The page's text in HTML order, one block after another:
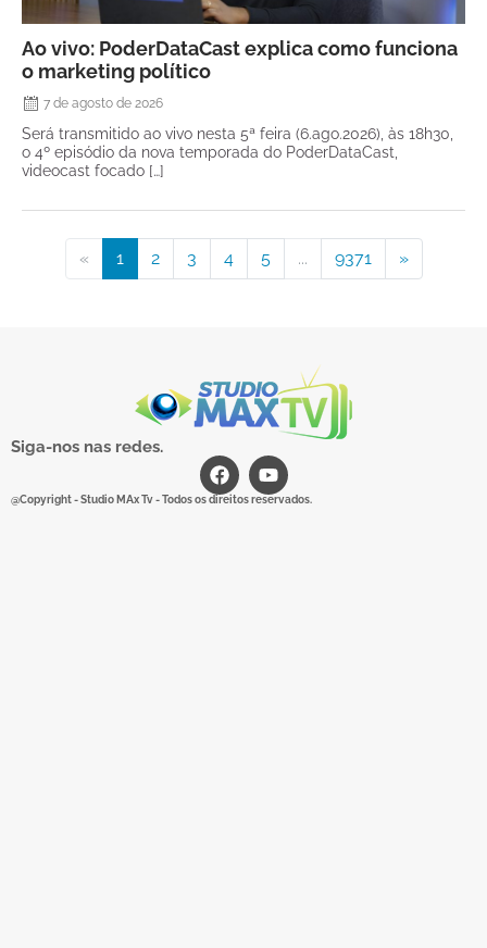
Ao vivo: PoderDataCast explica como funciona
o marketing político
7 de agosto de 2026
Será transmitido ao vivo nesta 5ª feira (6.ago.2026), às 18h30,
o 4º episódio da nova temporada do PoderDataCast,
videocast focado […]
« 1 2 3 4 5 ... 9371 »
Siga-nos nas redes.
@Copyright - Studio MAx Tv - Todos os direitos reservados.